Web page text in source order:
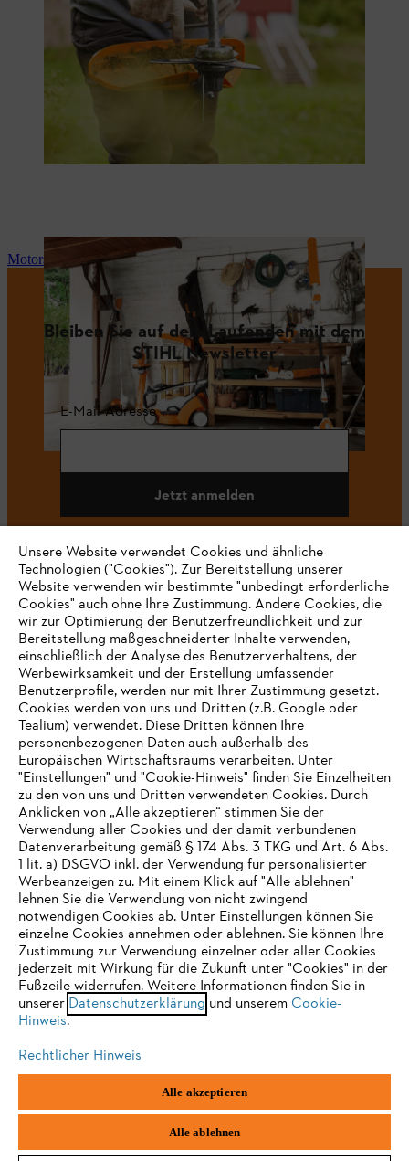
Motorsense richtig lagern
Bleiben Sie auf dem Laufenden mit dem
STIHL Newsletter
E-Mail-Adresse
Jetzt anmelden
#STIHL
Unternehmen
Häufig gestellte Fragen
Service
Datenschutzrichtlinien Impressum Cookies
Fachmarktstraße 7
IHR BROWSER WIRD NICHT
UNTERSTÜTZT
Sie nutzen einen Browser, den wir noch nicht unterstützen. Für
eine optimale Nutzung unserer Seite empfehlen wir Ihnen, zu
einem der folgenden Browser zu wechseln:
Firefox Chrome
Unsere Website verwendet Cookies und ähnliche
Technologien ("Cookies"). Zur Bereitstellung unserer
Website verwenden wir bestimmte "unbedingt erforderliche
Cookies" auch ohne Ihre Zustimmung. Andere Cookies, die
wir zur Optimierung der Benutzerfreundlichkeit und zur
Bereitstellung maßgeschneiderter Inhalte verwenden,
einschließlich der Analyse des Benutzerverhaltens, der
Werbewirksamkeit und der Erstellung umfassender
Benutzerprofile, werden nur mit Ihrer Zustimmung gesetzt.
Cookies werden von uns und Dritten (z.B. Google oder
Tealium) verwendet. Diese Dritten können Ihre
personenbezogenen Daten auch außerhalb des
Europäischen Wirtschaftsraums verarbeiten. Unter
"Einstellungen" und "Cookie-Hinweis" finden Sie Einzelheiten
zu den von uns und Dritten verwendeten Cookies. Durch
Anklicken von „Alle akzeptieren“ stimmen Sie der
Verwendung aller Cookies und der damit verbundenen
Datenverarbeitung gemäß § 174 Abs. 3 TKG und Art. 6 Abs.
1 lit. a) DSGVO inkl. der Verwendung für personalisierter
Werbeanzeigen zu. Mit einem Klick auf "Alle ablehnen"
lehnen Sie die Verwendung von nicht zwingend
notwendigen Cookies ab. Unter Einstellungen können Sie
einzelne Cookies annehmen oder ablehnen. Sie können Ihre
Zustimmung zur Verwendung einzelner oder aller Cookies
jederzeit mit Wirkung für die Zukunft unter "Cookies" in der
Fußzeile widerrufen. Weitere Informationen finden Sie in
unserer Datenschutzerklärung und unserem Cookie-
Hinweis.
Rechtlicher Hinweis
Alle akzeptieren
Alle ablehnen